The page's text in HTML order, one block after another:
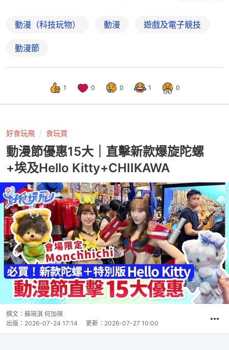
動漫（科技玩物） 動漫 遊戲及電子競技
動漫節
1 0 0 1 0
好食玩飛 食玩買
動漫節優惠15大｜直擊新款爆旋陀螺
+埃及Hello Kitty+CHIIKAWA
撰文： 蘇琬淇 何加祺
出版： 2026-07-24 17:14 更新： 2026-07-27 10:00